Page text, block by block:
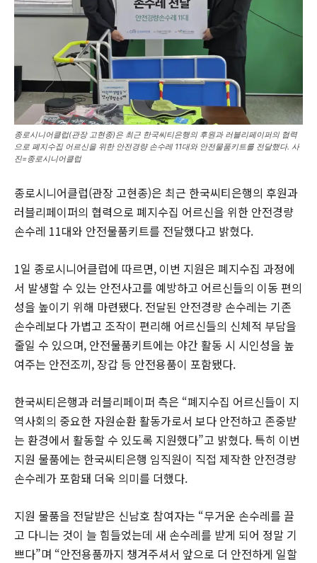
종로시니어클럽(관장 고현종)은 최근 한국씨티은행의 후원과 러블리페이퍼의 협력
으로 폐지수집 어르신을 위한 안전경량 손수레 11대와 안전물품키트를 전달했다. 사
진=종로시니어클럽
종로시니어클럽(관장 고현종)은 최근 한국씨티은행의 후원과
러블리페이퍼의 협력으로 폐지수집 어르신을 위한 안전경량
손수레 11대와 안전물품키트를 전달했다고 밝혔다.
1일 종로시니어클럽에 따르면, 이번 지원은 폐지수집 과정에
서 발생할 수 있는 안전사고를 예방하고 어르신들의 이동 편의
성을 높이기 위해 마련됐다. 전달된 안전경량 손수레는 기존
손수레보다 가볍고 조작이 편리해 어르신들의 신체적 부담을
줄일 수 있으며, 안전물품키트에는 야간 활동 시 시인성을 높
여주는 안전조끼, 장갑 등 안전용품이 포함됐다.
한국씨티은행과 러블리페이퍼 측은 “폐지수집 어르신들이 지
역사회의 중요한 자원순환 활동가로서 보다 안전하고 존중받
는 환경에서 활동할 수 있도록 지원했다”고 밝혔다. 특히 이번
지원 물품에는 한국씨티은행 임직원이 직접 제작한 안전경량
손수레가 포함돼 더욱 의미를 더했다.
지원 물품을 전달받은 신남호 참여자는 “무거운 손수레를 끌
고 다니는 것이 늘 힘들었는데 새 손수레를 받게 되어 정말 기
쁘다”며 “안전용품까지 챙겨주셔서 앞으로 더 안전하게 일할